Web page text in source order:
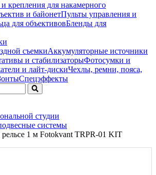
крепления для накамерного
и байонетПульты управления и
для объективовБленды для
съемкиАккумуляторные источники
и стабилизаторыФотосумки и
и лайт-дискиЧехлы, ремни, пояса,
Спецэффекты
студии
системы
1 м Fotokvant TRPR-01 KIT